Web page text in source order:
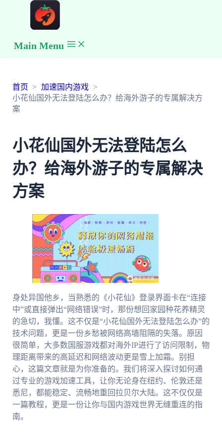
Main Menu
首页
加速国内游戏
小花仙国外无法登陆怎么办？给海外游子的专属解决方
案
小花仙国外无法登陆怎么
办？给海外游子的专属解决
方案
身处异国他乡，当熟悉的《小花仙》登录界面卡在“连接
中”或直接弹出“网络错误”时，那份想回家园种花养精灵
的急切，我懂。这不仅是“小花仙国外无法登陆怎么办”的
技术问题，更是一份乡愁被网络高墙阻隔的失落。原因
很简单，大多数国服游戏都对海外IP进行了访问限制，物
理距离带来的高延迟和网络波动更是雪上加霜。别担
心，这篇文章就是为你准备的。我们将深入探讨如何通
过专业的游戏加速工具，让你无论身在纽约、伦敦还是
悉尼，都能稳定、流畅地重回拉贝尔大陆。这不仅仅是
一篇教程，更是一份让你与国内游戏世界无缝重连的指
南。